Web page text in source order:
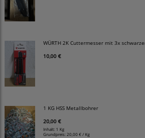
WÜRTH 2K Cuttermesser mit 3x
10,00 €
1 KG HSS Metallbohrer
20,00 €
Inhalt: 1 Kg
Grundpreis:20,00 € / Kg